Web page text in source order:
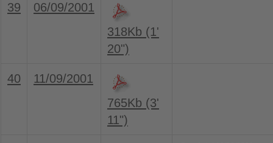
39
06/09/2001
318Kb (1'
20")
40
11/09/2001
765Kb (3'
11")